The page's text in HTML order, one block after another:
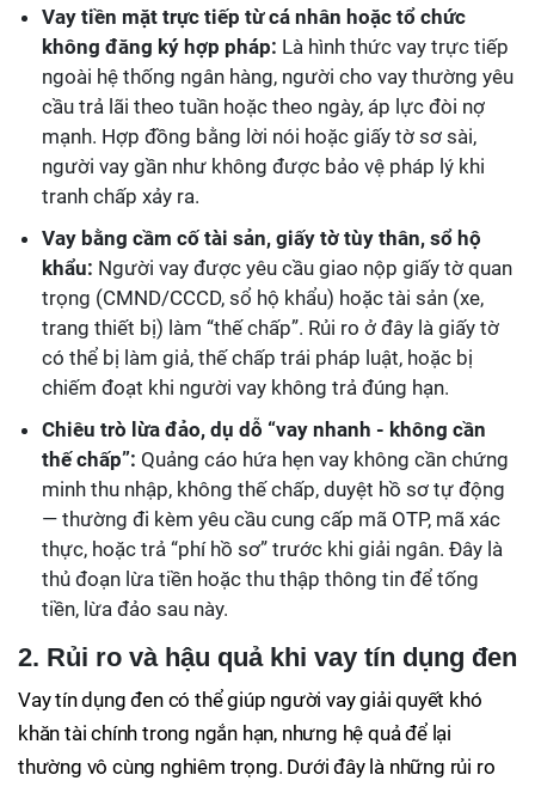
Vay tiền mặt trực tiếp từ cá nhân hoặc tổ chức
không đăng ký hợp pháp: Là hình thức vay trực tiếp
ngoài hệ thống ngân hàng, người cho vay thường yêu
cầu trả lãi theo tuần hoặc theo ngày, áp lực đòi nợ
mạnh. Hợp đồng bằng lời nói hoặc giấy tờ sơ sài,
người vay gần như không được bảo vệ pháp lý khi
tranh chấp xảy ra.
Vay bằng cầm cố tài sản, giấy tờ tùy thân, sổ hộ
khẩu: Người vay được yêu cầu giao nộp giấy tờ quan
trọng (CMND/CCCD, sổ hộ khẩu) hoặc tài sản (xe,
trang thiết bị) làm “thế chấp”. Rủi ro ở đây là giấy tờ
có thể bị làm giả, thế chấp trái pháp luật, hoặc bị
chiếm đoạt khi người vay không trả đúng hạn.
Chiêu trò lừa đảo, dụ dỗ “vay nhanh - không cần
thế chấp”: Quảng cáo hứa hẹn vay không cần chứng
minh thu nhập, không thế chấp, duyệt hồ sơ tự động
— thường đi kèm yêu cầu cung cấp mã OTP, mã xác
thực, hoặc trả “phí hồ sơ” trước khi giải ngân. Đây là
thủ đoạn lừa tiền hoặc thu thập thông tin để tống
tiền, lừa đảo sau này.
2. Rủi ro và hậu quả khi vay tín dụng đen
Vay tín dụng đen có thể giúp người vay giải quyết khó
khăn tài chính trong ngắn hạn, nhưng hệ quả để lại
thường vô cùng nghiêm trọng. Dưới đây là những rủi ro